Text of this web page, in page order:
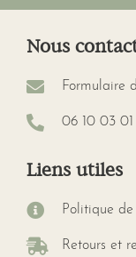
Nous
Formulaire
06 10 03 01
Liens utiles
Politique
Retours et